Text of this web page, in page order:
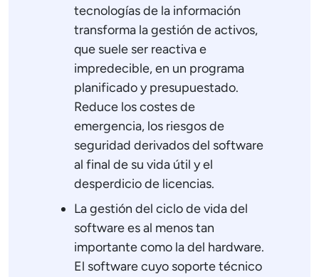
tecnologías de la información
transforma la gestión de activos,
que suele ser reactiva e
impredecible, en un programa
planificado y presupuestado.
Reduce los costes de
emergencia, los riesgos de
seguridad derivados del software
al final de su vida útil y el
desperdicio de licencias.
La gestión del ciclo de vida del
software es al menos tan
importante como la del hardware.
El software cuyo soporte técnico